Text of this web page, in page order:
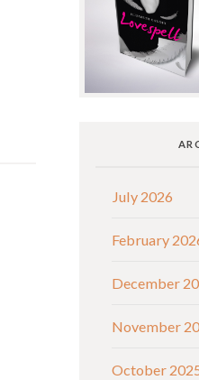
July 2026
February
December
November
October